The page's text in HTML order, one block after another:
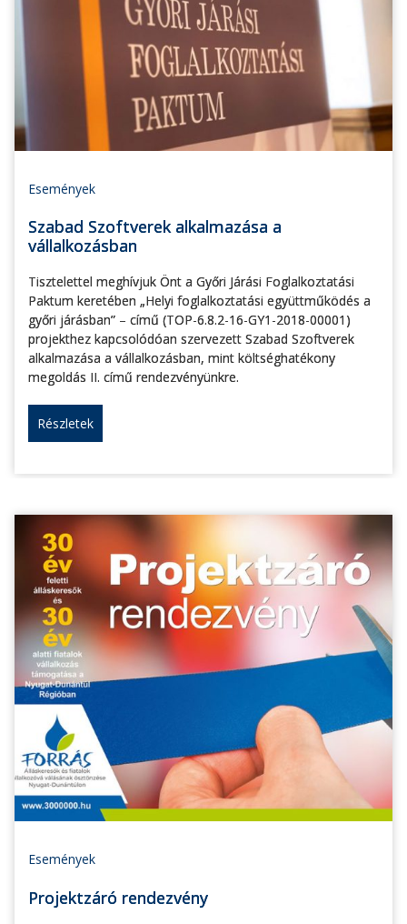
Események
Szabad Szoftverek alkalmazása a
vállalkozásban
Tisztelettel meghívjuk Önt a Győri Járási Foglalkoztatási
Paktum keretében „Helyi foglalkoztatási együttműködés a
győri járásban” – című (TOP-6.8.2-16-GY1-2018-00001)
projekthez kapcsolódóan szervezett Szabad Szoftverek
alkalmazása a vállalkozásban, mint költséghatékony
megoldás II. című rendezvényünkre.
Részletek
Események
Projektzáró rendezvény